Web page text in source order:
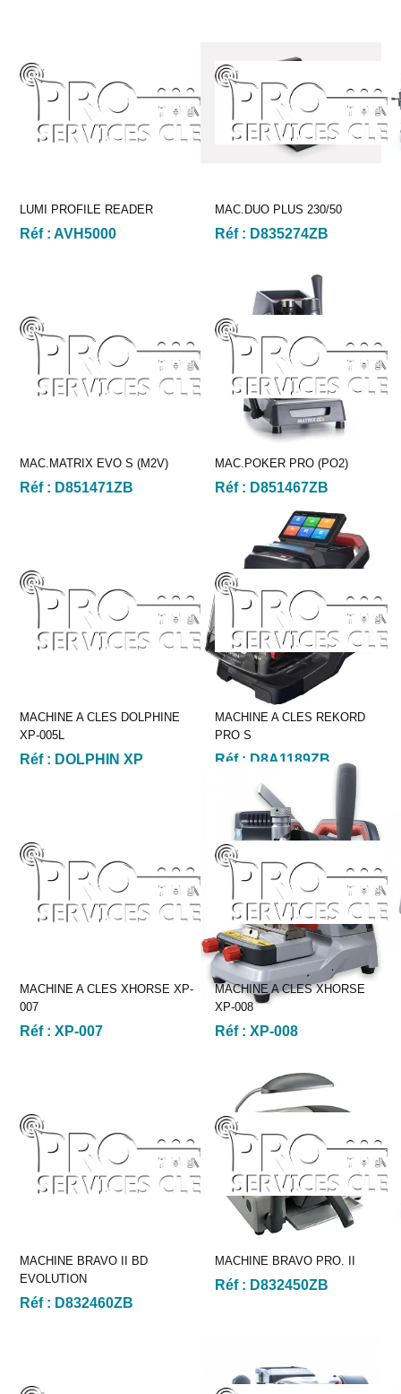
LUMI PROFILE READER
Réf :AVH5000
MAC.DUO PLUS 230/50
Réf : D835274ZB
MAC.MATRIX EVO S (M2V)
Réf : D851471ZB
MAC.POKER PRO (PO2)
Réf : D851467ZB
MACHINE A CLES DOLPHINE
XP-005L
Réf : DOLPHIN XP
MACHINE A CLES REKORD
PRO S
Réf : D8A1189ZB
MACHINE A CLES XHORSE XP-
007
Réf :XP-007
MACHINE A CLES XHORSE
XP-008
Réf :XP-008
MACHINE BRAVO II BD
EVOLUTION
Réf : D832460ZB
MACHINE BRAVO PRO. II
Réf : D832450ZB